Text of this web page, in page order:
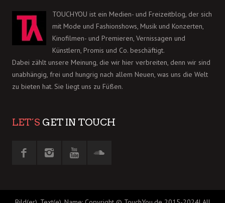
TOUCHYOU ist ein Medien- und Freizeitblog, der sich
mit Mode und Fashionshows, Musik und Konzerten,
Kinofilmen- und Premieren, Vernissagen und
Künstlern, Promis und Co. beschäftigt.
Dabei zählt unsere Meinung, die wir hier verbreiten, denn wir sind
unabhängig, frei und hungrig nach allem Neuen, was uns die Welt
zu bieten hat. Sie liegt uns zu Füßen.
LET´S GET IN TOUCH